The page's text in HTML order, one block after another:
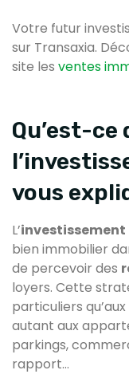
Votre futur
sur Transaxia.
site les ventes
Qu’est-ce
vous
L’
bien immobilier
de percevoir des
loyers. Cette
particuliers
autant aux
parkings,
rapport…